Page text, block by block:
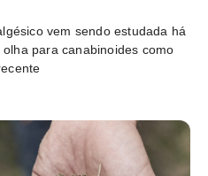
vem sendo estudada há
para canabinoides como